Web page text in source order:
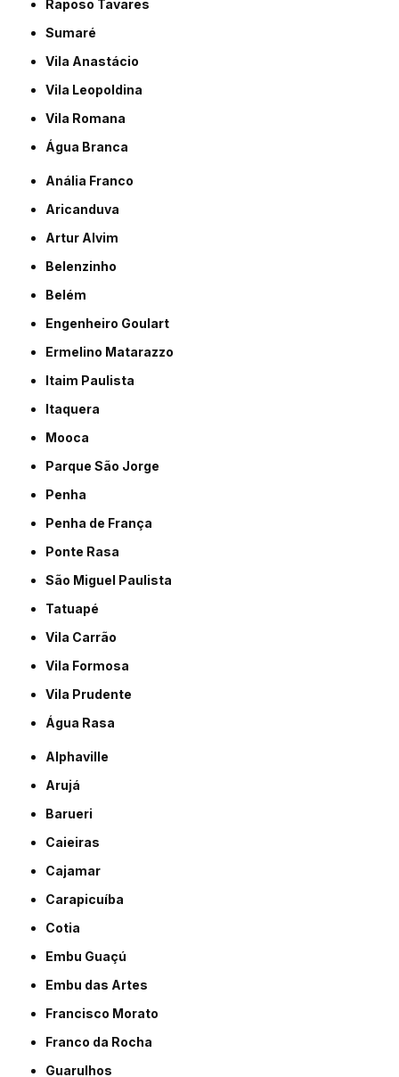
Raposo Tavares
Sumaré
Vila Anastácio
Vila Leopoldina
Vila Romana
Água Branca
Anália Franco
Aricanduva
Artur Alvim
Belenzinho
Belém
Engenheiro Goulart
Ermelino Matarazzo
Itaim Paulista
Itaquera
Mooca
Parque São Jorge
Penha
Penha de França
Ponte Rasa
São Miguel Paulista
Tatuapé
Vila Carrão
Vila Formosa
Vila Prudente
Água Rasa
Alphaville
Arujá
Barueri
Caieiras
Cajamar
Carapicuíba
Cotia
Embu Guaçú
Embu das Artes
Francisco Morato
Franco da Rocha
Guarulhos